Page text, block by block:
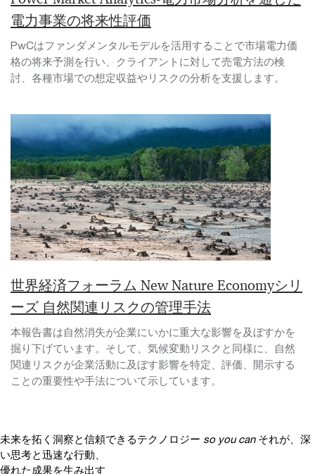
電力事業の将来性評価
PwCはファンダメンタルモデルを活用することで市場電力価
格の将来予測を行い、クライアントに対して売電方法の検
討、各種市場での想定収益やリスクの分析を支援します。
世界経済フォーラム New Nature Economyシリ
ーズ 自然関連リスクの管理手法
本報告書は自然消失が企業にいかに重大な影響を及ぼすかを
掘り下げています。そして、気候変動リスクと同様に、自然
関連リスクが企業活動に及ぼす影響を特定、評価、開示する
ことの重要性や手法について示しています。
未来を拓く洞察と信頼できるテクノロジー so you can それが、深
い思考と迅速な行動、
優れた成果を生み出す